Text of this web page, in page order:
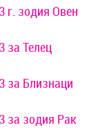
г. зодия Овен
за Телец
за Близнаци
за зодия Рак